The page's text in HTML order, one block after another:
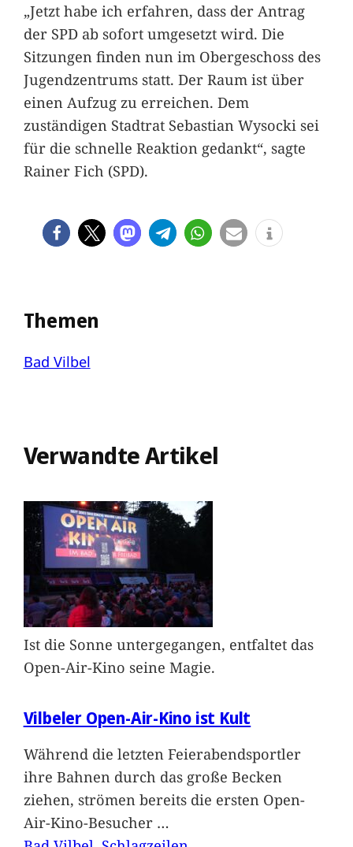
„Jetzt habe ich erfahren, dass der Antrag
der SPD ab sofort umgesetzt wird. Die
Sitzungen finden nun im Obergeschoss des
Jugendzentrums statt. Der Raum ist über
einen Aufzug zu erreichen. Dem
zuständigen Stadtrat Sebastian Wysocki sei
für die schnelle Reaktion gedankt“, sagte
Rainer Fich (SPD).
Themen
Bad Vilbel
Verwandte Artikel
Ist die Sonne untergegangen, entfaltet das
Open-Air-Kino seine Magie.
Vilbeler Open-Air-Kino ist Kult
Während die letzten Feierabendsportler
ihre Bahnen durch das große Becken
ziehen, strömen bereits die ersten Open-
Air-Kino-Besucher …